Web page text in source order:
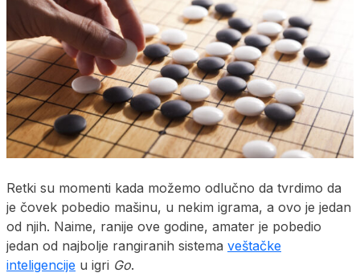
Retki su momenti kada možemo odlučno da tvrdimo da
je čovek pobedio mašinu, u nekim igrama, a ovo je jedan
od njih. Naime, ranije ove godine, amater je pobedio
jedan od najbolje rangiranih sistema veštačke
inteligencije u igri Go.